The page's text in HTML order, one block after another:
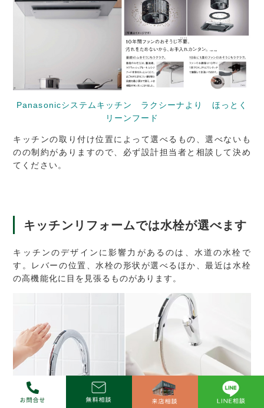
Panasonicシステムキッチン ラクシーナより ほっとく
リーンフード
キッチンの取り付け位置によって選べるもの、選べないも
のの制約がありますので、必ず設計担当者と相談して決め
てください。
キッチンリフォームでは水栓が選べます
キッチンのデザインに影響力があるのは、水道の水栓で
す。レバーの位置、水栓の形状が選べるほか、最近は水栓
の高機能化に目を見張るものがあります。